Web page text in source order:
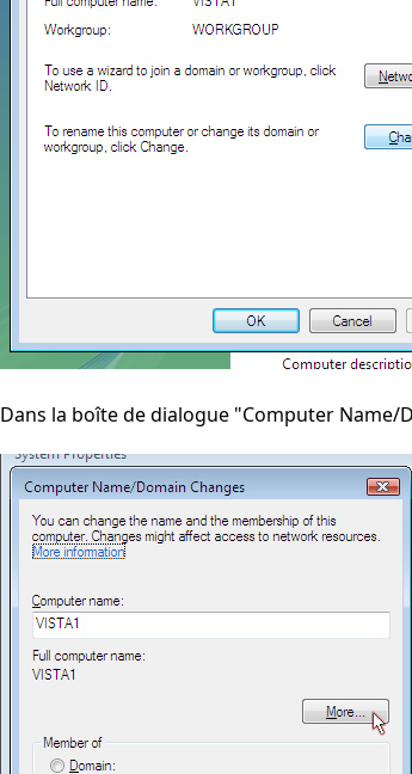
Dans la boîte de dialogue "Computer Name/